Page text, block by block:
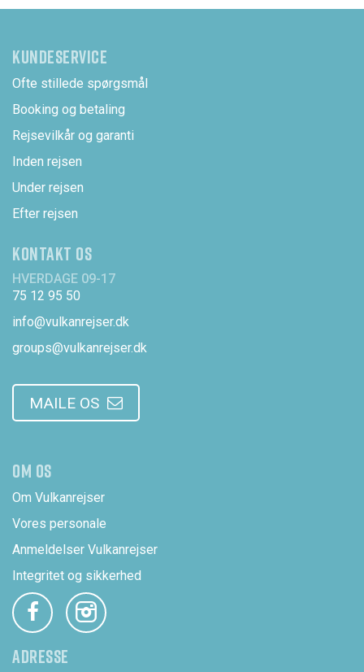
KUNDESERVICE
Ofte stillede spørgsmål
Booking og betaling
Rejsevilkår og garanti
Inden rejsen
Under rejsen
Efter rejsen
KONTAKT OS
HVERDAGE 09-17
75 12 95 50
info@vulkanrejser.dk
groups@vulkanrejser.dk
MAILE OS
OM OS
Om Vulkanrejser
Vores personale
Anmeldelser Vulkanrejser
Integritet og sikkerhed
ADRESSE